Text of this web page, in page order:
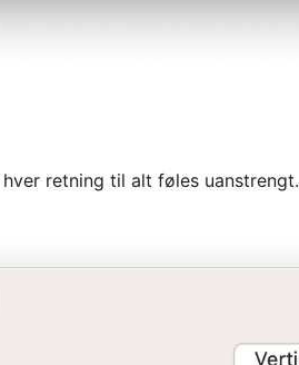
retning til alt føles uanstrengt.